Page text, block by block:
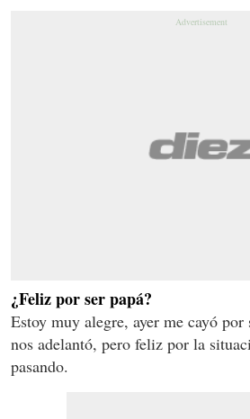
¿Feliz por ser papá?
Estoy muy alegre, ayer me cayó por
nos adelantó, pero feliz por la
pasando.